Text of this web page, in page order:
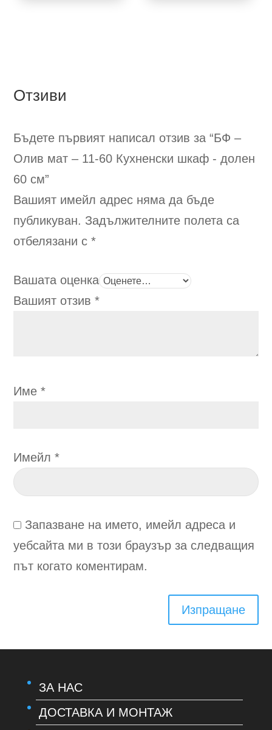
Отзиви
Бъдете първият написал отзив за “БФ –
Олив мат – 11-60 Кухненски шкаф - долен
60 см”
Вашият имейл адрес няма да бъде
публикуван. Задължителните полета са
отбелязани с*
Вашата оценка
Вашият отзив*
Име*
Имейл*
Запазване на името, имейл адреса и
уебсайта ми в този браузър за следващия
път когато коментирам.
Изпращане
ЗА НАС
ДОСТАВКА И МОНТАЖ